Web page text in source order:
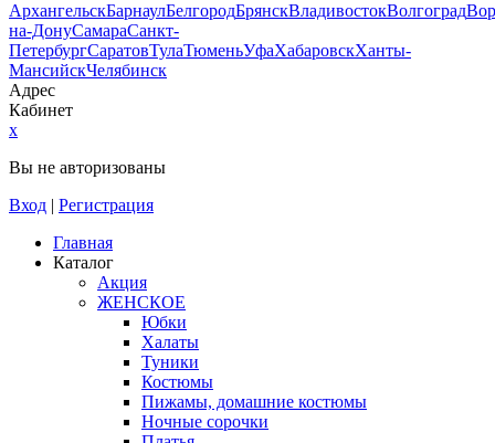
АрхангельскБарнаулБелгородБрянскВладивостокВолгоград
на-ДонуСамараСанкт-
ПетербургСаратовТулаТюменьУфаХабаровскХанты-
МансийскЧелябинск
Адрес
Кабинет
x
Вы не авторизованы
Вход | Регистрация
Главная
Каталог
Акция
ЖЕНСКОЕ
Юбки
Халаты
Туники
Костюмы
Пижамы, домашние костюмы
Ночные сорочки